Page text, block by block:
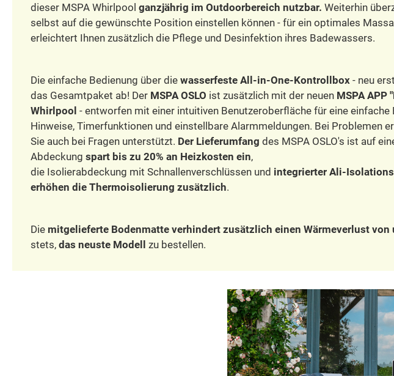
dieser MSPA Whirlpool ganzjährig im Outdoorbereich nutzbar. Weiterhin
selbst auf die gewünschte Position einstellen können - für ein optimales
erleichtert Ihnen zusätzlich die Pflege und Desinfektion ihres Badewassers.
Die einfache Bedienung über die wasserfeste All-in-One-Kontrollbox - neu
das Gesamtpaket ab! Der MSPA OSLO ist zusätzlich mit der neuen MSPA APP
Whirlpool - entworfen mit einer intuitiven Benutzeroberfläche für eine
Hinweise, Timerfunktionen und einstellbare Alarmmeldungen. Bei Problemen
Sie auch bei Fragen unterstützt. Der Lieferumfang des MSPA OSLO's ist auf
Abdeckung spart bis zu 20% an Heizkosten ein,
die Isolierabdeckung mit Schnallenverschlüssen und integrierter Ali-
erhöhen die Thermoisolierung zusätzlich.
Die mitgelieferte Bodenmatte verhindert zusätzlich einen Wärmeverlust von
stets, das neuste Modell zu bestellen.